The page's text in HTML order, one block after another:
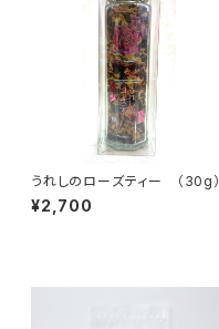
うれしのローズティー （30g）
¥2,700